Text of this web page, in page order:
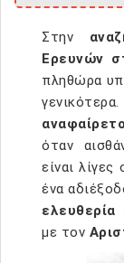
Στην
Ερευνών
πληθώρα
όταν
είναι
ένα
ελευθερία
με τον